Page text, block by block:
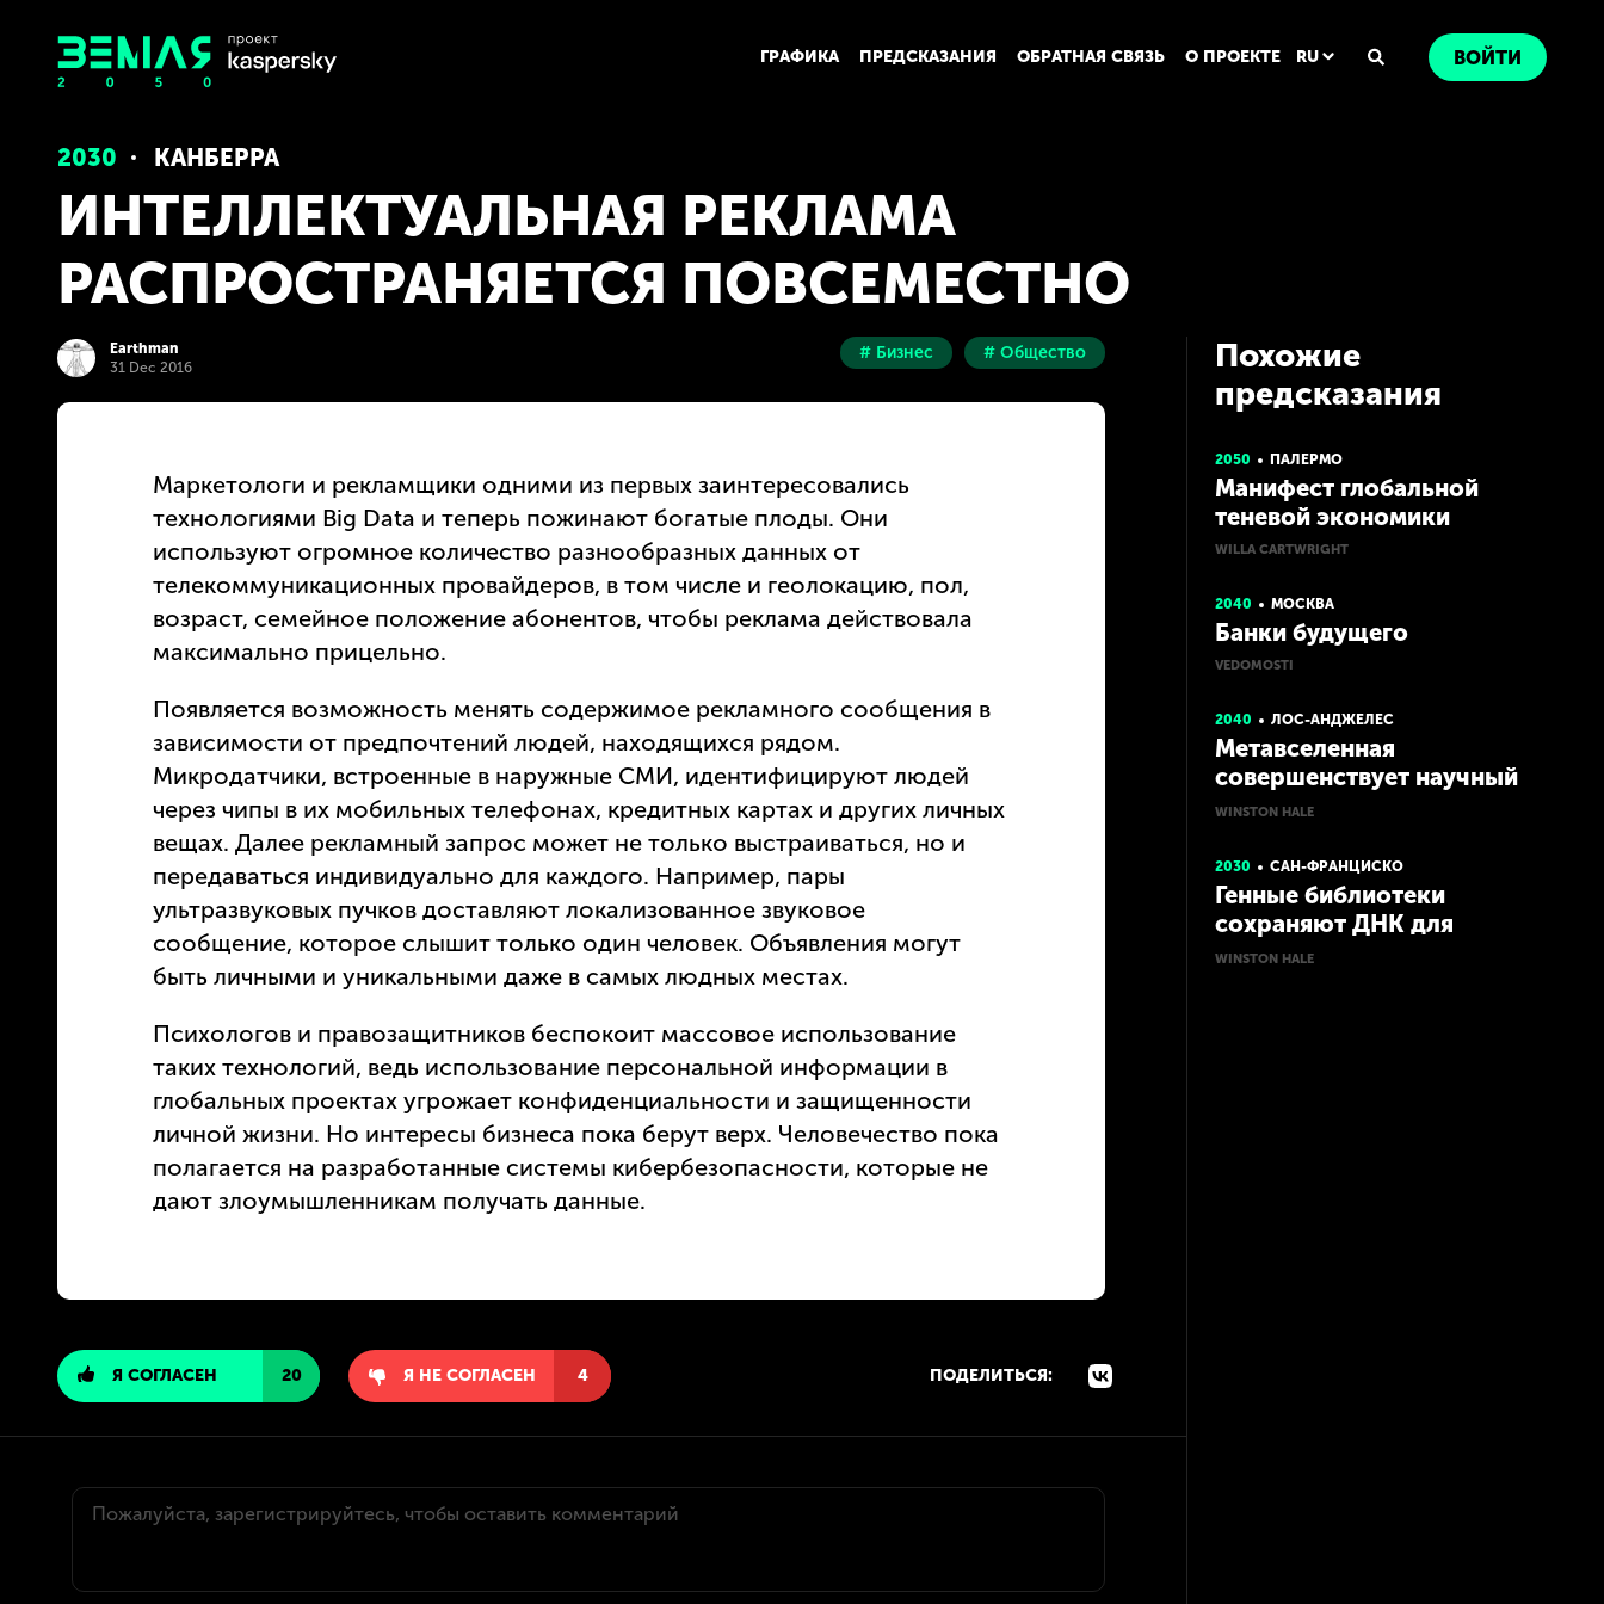
ГРАФИКА ПРЕДСКАЗАНИЯ ОБРАТНАЯ СВЯЗЬ О ПРОЕКТЕ RU ВОЙТИ
2030 КАНБЕРРА
ИНТЕЛЛЕКТУАЛЬНАЯ РЕКЛАМА
РАСПРОСТРАНЯЕТСЯ ПОВСЕМЕСТНО
Earthman
31 Dec 2016
# Бизнес # Общество
Маркетологи и рекламщики одними из первых заинтересовались
технологиями Big Data и теперь пожинают богатые плоды. Они
используют огромное количество разнообразных данных от
телекоммуникационных провайдеров, в том числе и геолокацию, пол,
возраст, семейное положение абонентов, чтобы реклама действовала
максимально прицельно.
Появляется возможность менять содержимое рекламного сообщения в
зависимости от предпочтений людей, находящихся рядом.
Микродатчики, встроенные в наружные СМИ, идентифицируют людей
через чипы в их мобильных телефонах, кредитных картах и других личных
вещах. Далее рекламный запрос может не только выстраиваться, но и
передаваться индивидуально для каждого. Например, пары
ультразвуковых пучков доставляют локализованное звуковое
сообщение, которое слышит только один человек. Объявления могут
быть личными и уникальными даже в самых людных местах.
Психологов и правозащитников беспокоит массовое использование
таких технологий, ведь использование персональной информации в
глобальных проектах угрожает конфиденциальности и защищенности
личной жизни. Но интересы бизнеса пока берут верх. Человечество пока
полагается на разработанные системы кибербезопасности, которые не
дают злоумышленникам получать данные.
Я СОГЛАСЕН 20 Я НЕ СОГЛАСЕН 4 ПОДЕЛИТЬСЯ:
Похожие
предсказания
2050 ПАЛЕРМО
Манифест глобальной
теневой экономики
WILLA CARTWRIGHT
2040 МОСКВА
Банки будущего
VEDOMOSTI
2040 ЛОС-АНДЖЕЛЕС
Метавселенная
совершенствует научный
метод
WINSTON HALE
2030 САН-ФРАНЦИСКО
Генные библиотеки
сохраняют ДНК для
защиты от массового
WINSTON HALE